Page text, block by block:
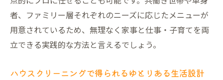
者、ファミリー層それぞれのニーズに応じたメニューが
用意されているため、無理なく家事と仕事・子育てを両
立できる実践的な方法と言えるでしょう。
ハウスクリーニングで得られるゆとりある生活設計